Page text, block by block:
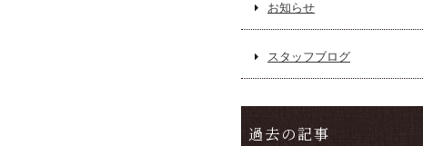
お知らせ
スタッフブログ
過去の記事